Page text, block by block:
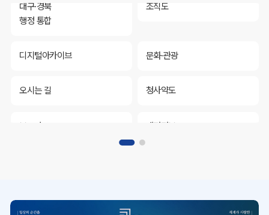
대구·경북
행정 통합
조직도
디지털아카이브 문화·관광
오시는 길 청사약도
보도자료 재정정보